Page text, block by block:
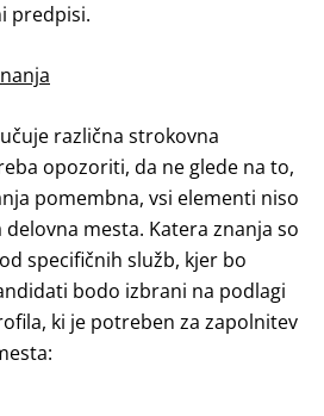
predpisi.
različna strokovna
opozoriti, da ne glede na to,
pomembna, vsi elementi niso
mesta. Katera znanja so
specifičnih služb, kjer bo
bodo izbrani na podlagi
ki je potreben za zapolnitev